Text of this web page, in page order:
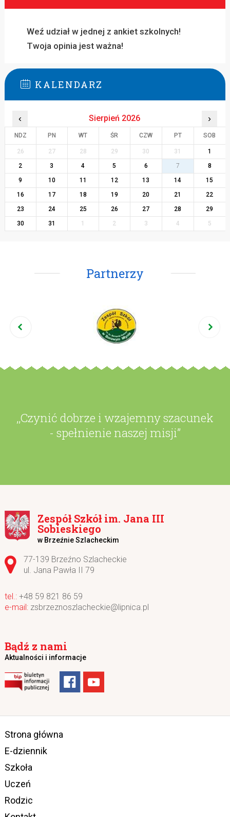
Weź udział w jednej z ankiet szkolnych!
Twoja opinia jest ważna!
KALENDARZ
‹ Sierpień 2026 ›
NDZ PN WT ŚR CZW PT SOB
26 27 28 29 30 31
1
2
3 4 5 6 7
8
9
10 11 12 13 14
15
16
17 18 19 20 21
22
23
24 25 26 27 28
29
30
31 1 2 3 4 5
Partnerzy
,,Czynić dobrze i wzajemny szacunek
- spełnienie naszej misji”
Zespół Szkół im. Jana III
Sobieskiego
w Brzeźnie Szlacheckim
Adres pocztowy:
77-139 Brzeźno Szlacheckie
ul. Jana Pawła II 79
+48 59 821 86 59
zsbrzeznoszlacheckie@lipnica.pl
Bądź z nami
Aktualności i informacje
Strona główna
E-dziennik
Szkoła
Uczeń
Rodzic